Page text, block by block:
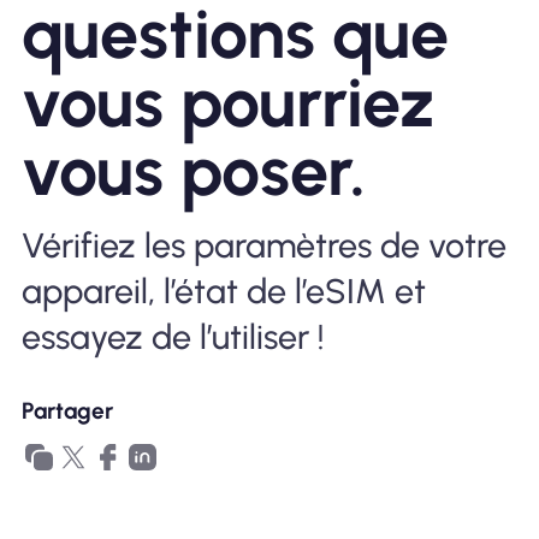
Pourquoi Nomad eSIM
Utiliser une eSIM
Pour le business
questions que
vous pourriez
vous poser.
Vérifiez les paramètres de votre
appareil, l’état de l’eSIM et
essayez de l’utiliser !
Partager